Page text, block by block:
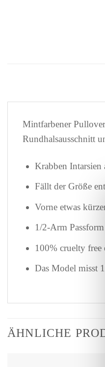
Mintfarbener
Rundhalsausschnitt
Krabben Intarsien
Fällt der Größe
Vorne etwas
1/2-Arm Passform
100% cruelty free
Das Model misst
ÄHNLICHE